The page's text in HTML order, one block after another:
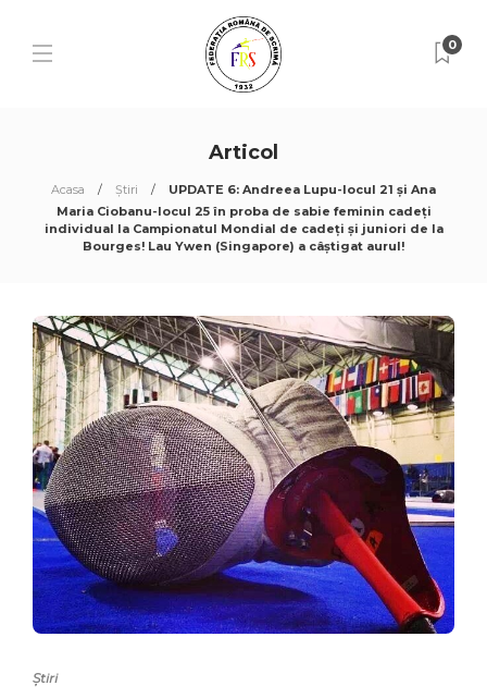
0
Articol
Acasa Știri
UPDATE 6: Andreea Lupu-locul 21 și Ana
Maria Ciobanu-locul 25 în proba de sabie feminin cadeți
individual la Campionatul Mondial de cadeți și juniori de la
Bourges! Lau Ywen (Singapore) a câștigat aurul!
Știri